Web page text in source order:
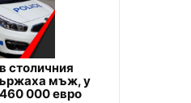
столичния
мъж, у
000 евро